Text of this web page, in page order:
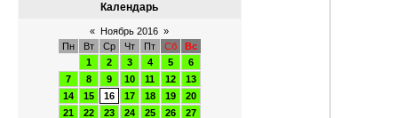
Календарь
« Ноябрь 2016 »
Пн
Вт Ср Чт Пт Сб
Вс
1
2 3 4 5
6
7
8 9 10 11 12
13
14
15 16 17 18 19
20
21
22 23 24 25 26
27